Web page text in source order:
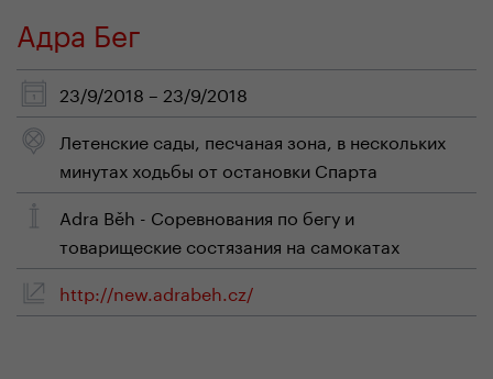
Адра Бег
23/9/2018 – 23/9/2018
Летенские сады, песчаная зона, в нескольких
минутах ходьбы от остановки Спарта
Adra Běh - Соревнования по бегу и
товарищеские состязания на самокатах
http://new.adrabeh.cz/